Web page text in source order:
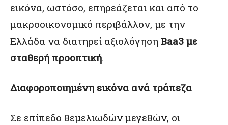
εικόνα, ωστόσο, επηρεάζεται και από το
μακροοικονομικό περιβάλλον, με την
Ελλάδα να διατηρεί αξιολόγηση Baa3 με
σταθερή προοπτική.
Διαφοροποιημένη εικόνα ανά τράπεζα
Σε επίπεδο θεμελιωδών μεγεθών, οι